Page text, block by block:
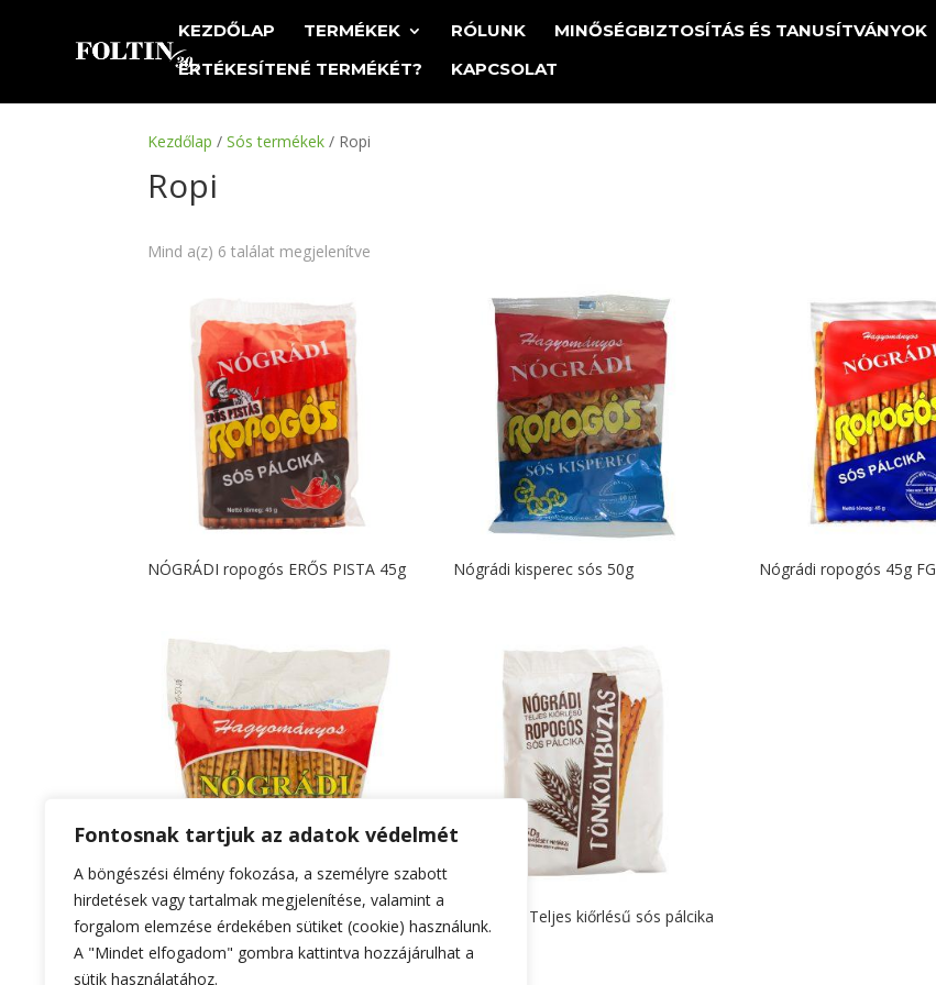
Fontosnak tartjuk az adatok védelmét
A böngészési élmény fokozása, a személyre szabott
hirdetések vagy tartalmak megjelenítése, valamint a
forgalom elemzése érdekében sütiket (cookie) használunk.
A "Mindet elfogadom" gombra kattintva hozzájárulhat a
sütik használatához.
KEZDŐLAP TERMÉKEK RÓLUNK MINŐSÉGBIZTOSÍTÁS ÉS TANUSÍTVÁNYOK
ÉRTÉKESÍTENÉ TERMÉKÉT?
KAPCSOLAT
Kezdőlap /Sós termékek / Ropi
Ropi
Mind a(z) 6 találat megjelenítve
NÓGRÁDI ropogós ERŐS PISTA 45g Nógrádi kisperec sós 50g Nógrádi ropogós 45g FG
Nógrádi ropogós családi 250g NÓGRÁDI Teljes kiőrlésű sós pálcika
50g